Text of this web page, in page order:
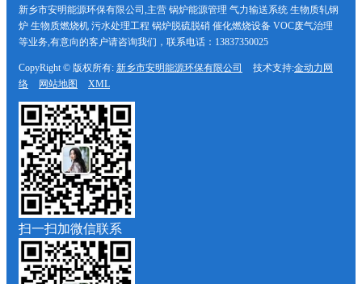
新乡市安明能源环保有限公司,主营 锅炉能源管理 气力输送系统 生物质轧钢
炉 生物质燃烧机 污水处理工程 锅炉脱硫脱硝 催化燃烧设备 VOC废气治理
等业务,有意向的客户请咨询我们，联系电话：13837350025
CopyRight © 版权所有: 新乡市安明能源环保有限公司 技术支持:金动力网
络
网站地图 XML
扫一扫加微信联系